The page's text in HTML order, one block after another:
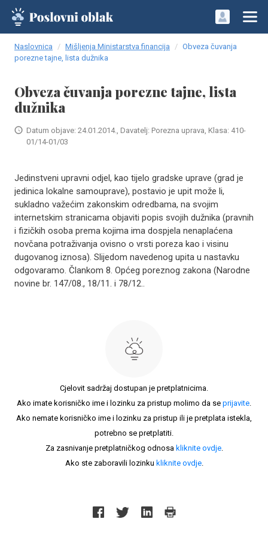
Naslovnica Mišljenja Ministarstva financija
Obveza čuvanja
porezne tajne, lista dužnika
Obveza čuvanja porezne tajne, lista
dužnika
Datum objave: 24.01.2014., Davatelj: Porezna uprava, Klasa: 410-
01/14-01/03
Jedinstveni upravni odjel, kao tijelo gradske uprave (grad je
jedinica lokalne samouprave), postavio je upit može li,
sukladno važećim zakonskim odredbama, na svojim
internetskim stranicama objaviti popis svojih dužnika (pravnih
i fizičkih osoba prema kojima ima dospjela nenaplaćena
novčana potraživanja ovisno o vrsti poreza kao i visinu
dugovanog iznosa). Slijedom navedenog upita u nastavku
odgovaramo. Člankom 8. Općeg poreznog zakona (Narodne
novine br. 147/08., 18/11. i 78/12..
Cjelovit sadržaj dostupan je pretplatnicima.
Ako imate korisničko ime i lozinku za pristup molimo da se prijavite.
Ako nemate korisničko ime i lozinku za pristup ili je pretplata istekla,
potrebno se pretplatiti.
Za zasnivanje pretplatničkog odnosa kliknite ovdje.
Ako ste zaboravili lozinku kliknite ovdje.